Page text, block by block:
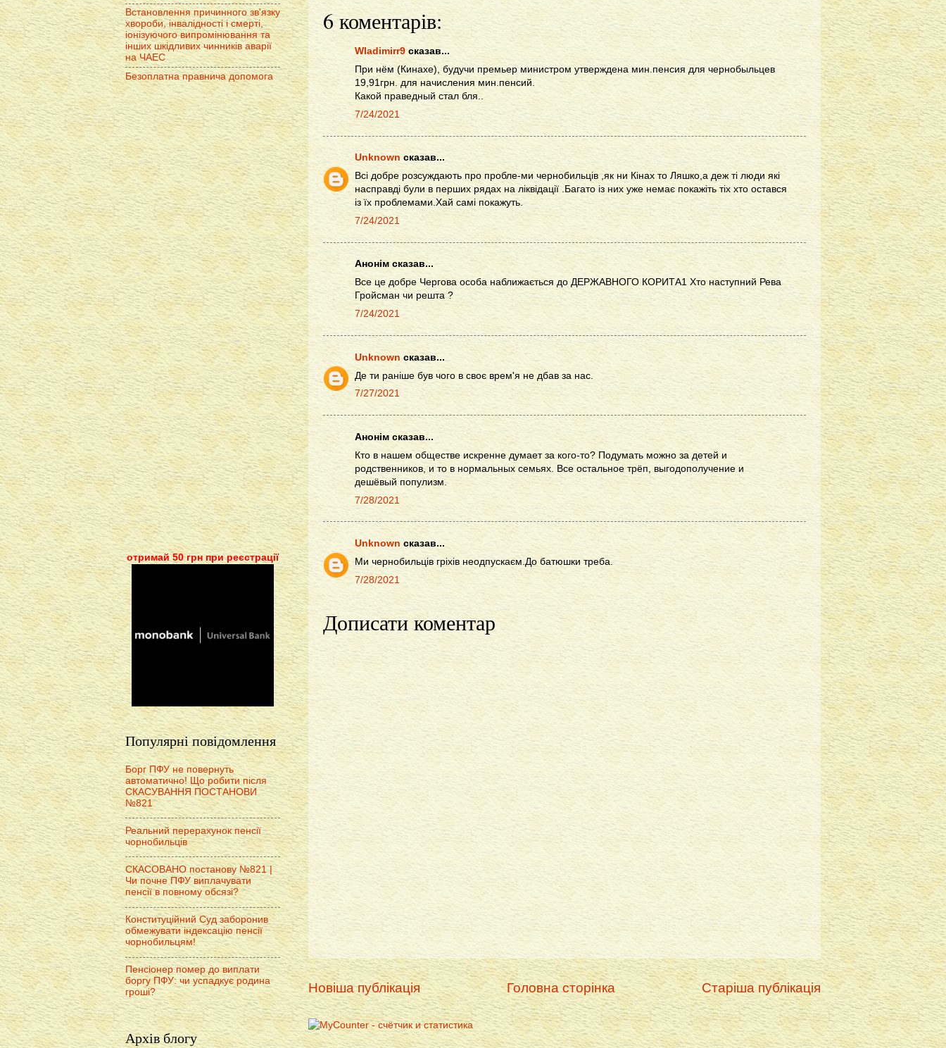
6 коментарів:
Wladimirr9 сказав...
При нём (Кинахе), будучи премьер министром утверждена мин.пенсия для чернобыльцев
19,91грн. для начисления мин.пенсий.
Какой праведный стал бля..
7/24/2021
Unknown сказав...
Всі добре розсуждають про пробле-ми чернобильців ,як ни Кінах то Ляшко,а деж ті люди які
насправді були в перших рядах на ліквідації .Багато із них уже немає покажіть тіх хто остався
із їх проблемами.Хай самі покажуть.
7/24/2021
Анонім сказав...
Все це добре Чергова особа наближається до ДЕРЖАВНОГО КОРИТА1 Хто наступний Рева
Гройсман чи решта ?
7/24/2021
Unknown сказав...
Де ти раніше був чого в своє врем'я не дбав за нас.
7/27/2021
Анонім сказав...
Кто в нашем обществе искренне думает за кого-то? Подумать можно за детей и
родственников, и то в нормальных семьях. Все остальное трёп, выгодополучение и
дешёвый популизм.
7/28/2021
Unknown сказав...
Ми чернобильців гріхів неодпускаєм.До батюшки треба.
7/28/2021
Дописати коментар
Новіша публікація Старіша публікація
Головна сторінка
Встановлення причинного зв'язку
хвороби, інвалідності і смерті,
іонізуючого випромінювання та
інших шкідливих чинників аварії
на ЧАЕС
Безоплатна правнича допомога
отримай 50 грн при реєстрації
Популярні повідомлення
Борг ПФУ не повернуть
автоматично! Що робити після
СКАСУВАННЯ ПОСТАНОВИ
№821
Реальний перерахунок пенсії
чорнобильців
СКАСОВАНО постанову №821 |
Чи почне ПФУ виплачувати
пенсії в повному обсязі?
Конституційний Суд заборонив
обмежувати індексацію пенсії
чорнобильцям!
Пенсіонер помер до виплати
боргу ПФУ: чи успадкує родина
гроші?
Архів блогу